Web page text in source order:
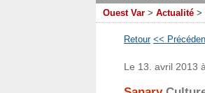
Ouest Var > Actualité >
Retour <<
Le 13. avril 2013